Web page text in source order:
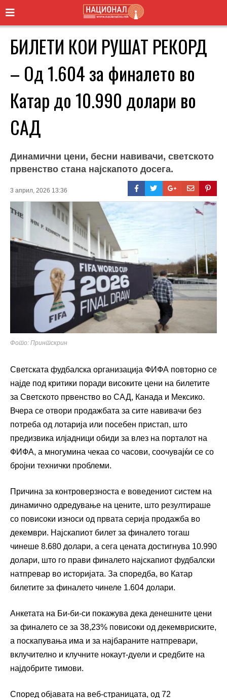
БИЛЕТИ КОИ РУШАТ РЕКОРД
– Од 1.604 за финалето во
Катар до 10.990 долари во
САД
Динамични цени, бесни навивачи, светското
првенство стана најскапото досега.
3 април, 2026 13:36
Фото: Принтскрин
Светската фудбалска организација ФИФА повторно се
најде под критики поради високите цени на билетите
за Светското првенство во САД, Канада и Мексико.
Вчера се отвори продажбата за сите навивачи без
потреба од лотарија или посебен пристап, што
предизвика илјадници обиди за влез на порталот на
ФИФА, а многумина чекаа со часови, соочувајќи се со
бројни технички проблеми.
Причина за контроверзноста е воведениот систем на
динамично одредување на цените, што резултираше
со повисоки износи од првата серија продажба во
декември. Најскапиот билет за финалето тогаш
чинеше 8.680 долари, а сега цената достигнува 10.990
долари, што го прави финалето најскапиот фудбалски
натпревар во историјата. За споредба, во Катар
билетите за финалето чинеле 1.604 долари.
Анкетата на Би-би-си покажува дека денешните цени
за финалето се за 38,23% повисоки од декемвриските,
а поскапувања има и за најбараните натпревари,
вклучително и клучните нокаут-дуели и средбите на
најдобрите тимови.
Според објавата на веб-страницата, од 72